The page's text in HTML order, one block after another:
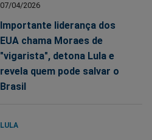
07/04/2026
Importante liderança dos
EUA chama Moraes de
"vigarista", detona Lula e
revela quem pode salvar o
Brasil
LULA